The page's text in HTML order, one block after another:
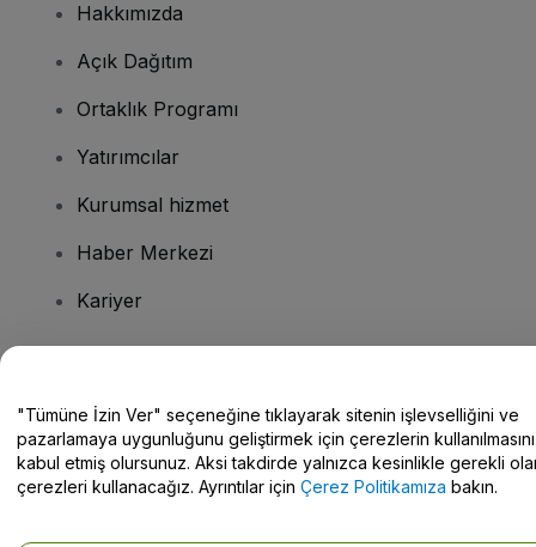
Hakkımızda
Açık Dağıtım
Ortaklık Programı
Yatırımcılar
Kurumsal hizmet
Haber Merkezi
Kariyer
Yardım Merkezi / Bize Ulaşın
"Tümüne İzin Ver" seçeneğine tıklayarak sitenin işlevselliğini ve
pazarlamaya uygunluğunu geliştirmek için çerezlerin kullanılmasını
kabul etmiş olursunuz. Aksi takdirde yalnızca kesinlikle gerekli
çerezleri kullanacağız. Ayrıntılar için Çerez Politikamıza bakın.